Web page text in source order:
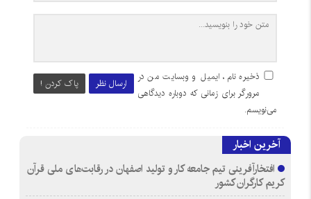
ارسال نظر پاک کردن !
ذخیره نام، ایمیل و وبسایت من در
مرورگر برای زمانی که دوباره دیدگاهی
می‌نویسم.
آخرین اخبار
افتخارآفرینی تیم جامعه کار و تولید اصفهان در رقابت‌های ملی قرآن
کریم کارگران کشور